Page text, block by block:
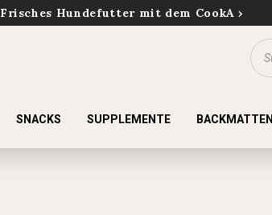
Frisches Hundefutter mit dem CookA
SNACKS SUPPLEMENTE BACKMATTEN